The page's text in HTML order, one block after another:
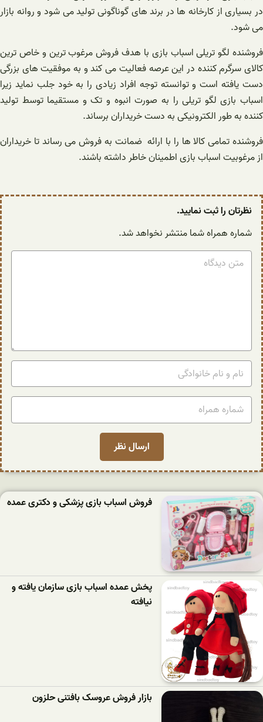
در بسیاری از کارخانه ها در برند های گوناگونی تولید می شود و روانه بازار
می شود.
فروشنده لگو تریلی اسباب بازی با هدف فروش مرغوب ترین و خاص ترین
کالای سرگرم کننده در این عرصه فعالیت می کند و به موفقیت های بزرگی
دست یافته است و توانسته توجه افراد زیادی را به خود جلب نماید زیرا
اسباب بازی لگو تریلی را به صورت انبوه و تک و مستقیما توسط تولید
کننده به طور الکترونیکی به دست خریداران برساند.
فروشنده تمامی کالا ها را با ارائه ضمانت به فروش می رساند تا خریداران
از مرغوبیت اسباب بازی اطمینان خاطر داشته باشند.
نظرتان را ثبت نمایید.
شماره همراه شما منتشر نخواهد شد.
فروش اسباب بازی پزشکی و دکتری عمده
پخش عمده اسباب بازی سازمان یافته و
نیافته
بازار فروش عروسک بافتنی حلزون